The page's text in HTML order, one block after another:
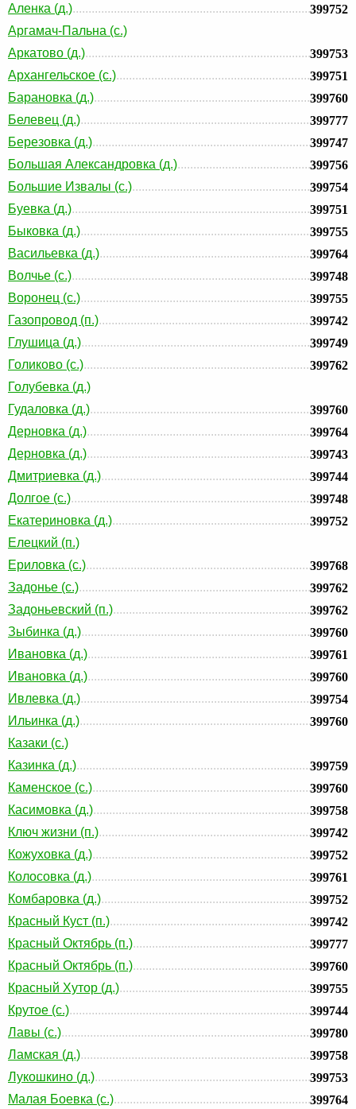
Аленка (д.)
399752
Аргамач-Пальна (с.)
Аркатово (д.)
399753
Архангельское (с.)
399751
Барановка (д.)
399760
Белевец (д.)
399777
Березовка (д.)
399747
Большая Александровка (д.)
399756
Большие Извалы (с.)
399754
Буевка (д.)
399751
Быковка (д.)
399755
Васильевка (д.)
399764
Волчье (с.)
399748
Воронец (с.)
399755
Газопровод (п.)
399742
Глушица (д.)
399749
Голиково (с.)
399762
Голубевка (д.)
Гудаловка (д.)
399760
Дерновка (д.)
399764
Дерновка (д.)
399743
Дмитриевка (д.)
399744
Долгое (с.)
399748
Екатериновка (д.)
399752
Елецкий (п.)
Ериловка (с.)
399768
Задонье (с.)
399762
Задоньевский (п.)
399762
Зыбинка (д.)
399760
Ивановка (д.)
399761
Ивановка (д.)
399760
Ивлевка (д.)
399754
Ильинка (д.)
399760
Казаки (с.)
Казинка (д.)
399759
Каменское (с.)
399760
Касимовка (д.)
399758
Ключ жизни (п.)
399742
Кожуховка (д.)
399752
Колосовка (д.)
399761
Комбаровка (д.)
399752
Красный Куст (п.)
399742
Красный Октябрь (п.)
399777
Красный Октябрь (п.)
399760
Красный Хутор (д.)
399755
Крутое (с.)
399744
Лавы (с.)
399780
Ламская (д.)
399758
Лукошкино (д.)
399753
Малая Боевка (с.)
399764